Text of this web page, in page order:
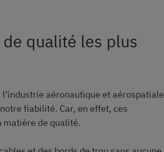
qualité les plus
aéronautique et aérospatiale
fiabilité. Car, en effet, ces
matière de qualité.